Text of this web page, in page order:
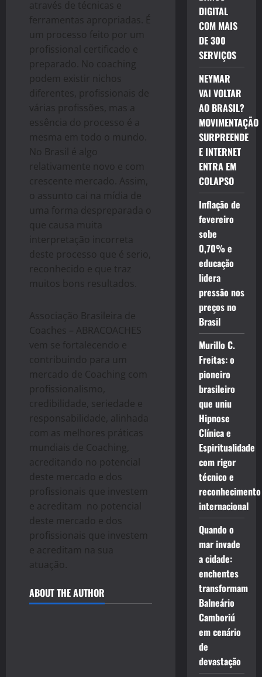
através de técnicas e
ferramentas apropriadas. É
um processo feito por um
profissional certificado e
preparado. No coaching
podem existir nichos
diferentes, profissionais de
várias profissões, mas a
essência do processo é a
mesma em todo o mundo.
No Brasil é algo
relativamente novo e com
crescente mercado. Assim,
o assunto cai na mídia de
uma forma despreparada o
que causa muita
interpretação incorreta
deste processo que é serio,
reconhecido e que traz
muitos bons resultados.
Associação Brasileira de
Coaches – ABRACOACHES
vem se fortalecendo e
contribuindo para um
mercado de Coaching com
profissionalismo,
credibilidade, seriedade e
responsabilidade, alinhada
com as melhores práticas
mundiais de Coaching,
acreditando no potencial
deste mercado e dos
profissionais que investem
e acreditam no potencial
deste mercado e dos
profissionais que investem
e acreditam na sua
atuação.
ABOUT THE AUTHOR
DIGITAL
COM MAIS
DE 300
SERVIÇOS
NEYMAR
VAI VOLTAR
AO BRASIL?
MOVIMENTAÇÃO
SURPREENDE
E INTERNET
ENTRA EM
COLAPSO
Inflação de
fevereiro
sobe
0,70% e
educação
lidera
pressão nos
preços no
Brasil
Murillo C.
Freitas: o
pioneiro
brasileiro
que uniu
Hipnose
Clínica e
Espiritualidade
com rigor
técnico e
reconhecimento
internacional
Quando o
mar invade
a cidade:
enchentes
transformam
Balneário
Camboriú
em cenário
de
devastação